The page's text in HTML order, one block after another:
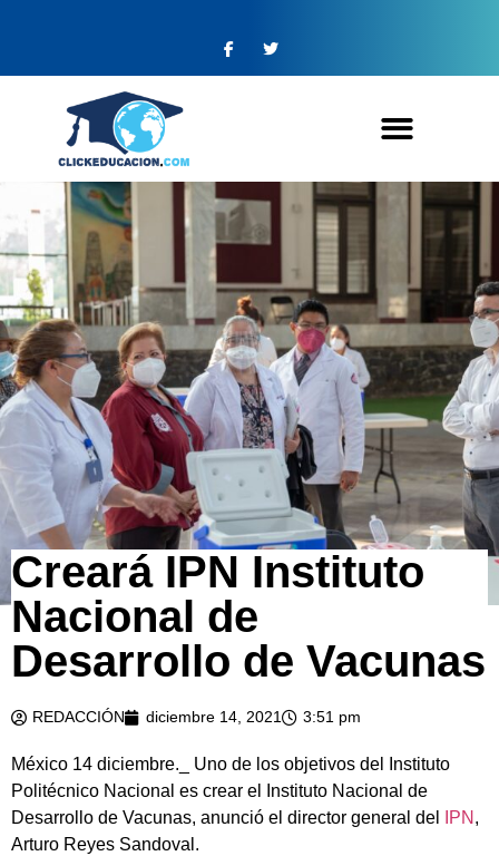
Creará IPN Instituto
Nacional de
Desarrollo de Vacunas
REDACCIÓN diciembre 14, 2021 3:51 pm
México 14 diciembre._ Uno de los objetivos del Instituto
Politécnico Nacional es crear el Instituto Nacional de
Desarrollo de Vacunas, anunció el director general del
IPN ,
Arturo Reyes Sandoval.